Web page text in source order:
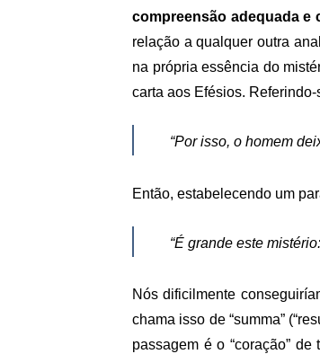
compreensão adequada
relação a qualquer outra
na própria essência do
carta aos Efésios.
“Por isso, o homem
Então, estabelecendo um
“É grande este
Nós dificilmente
chama isso de “summa”
passagem é o “coração”